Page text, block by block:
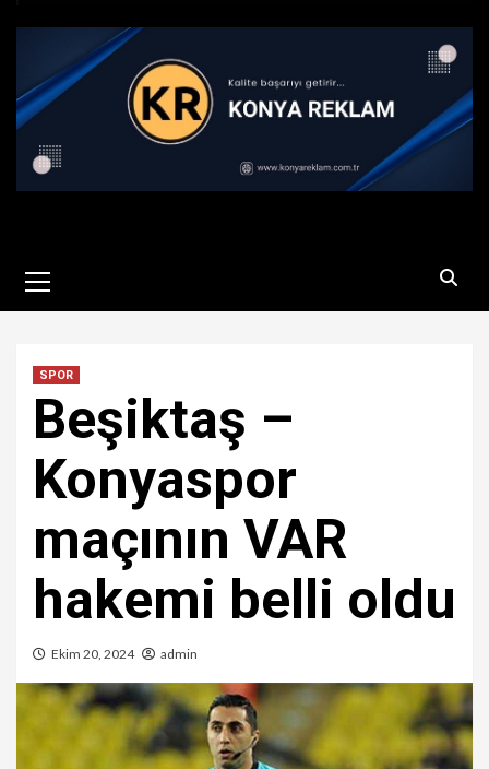
Menu
SPOR
Beşiktaş –
Konyaspor
maçının VAR
hakemi belli oldu
Ekim 20, 2024 admin